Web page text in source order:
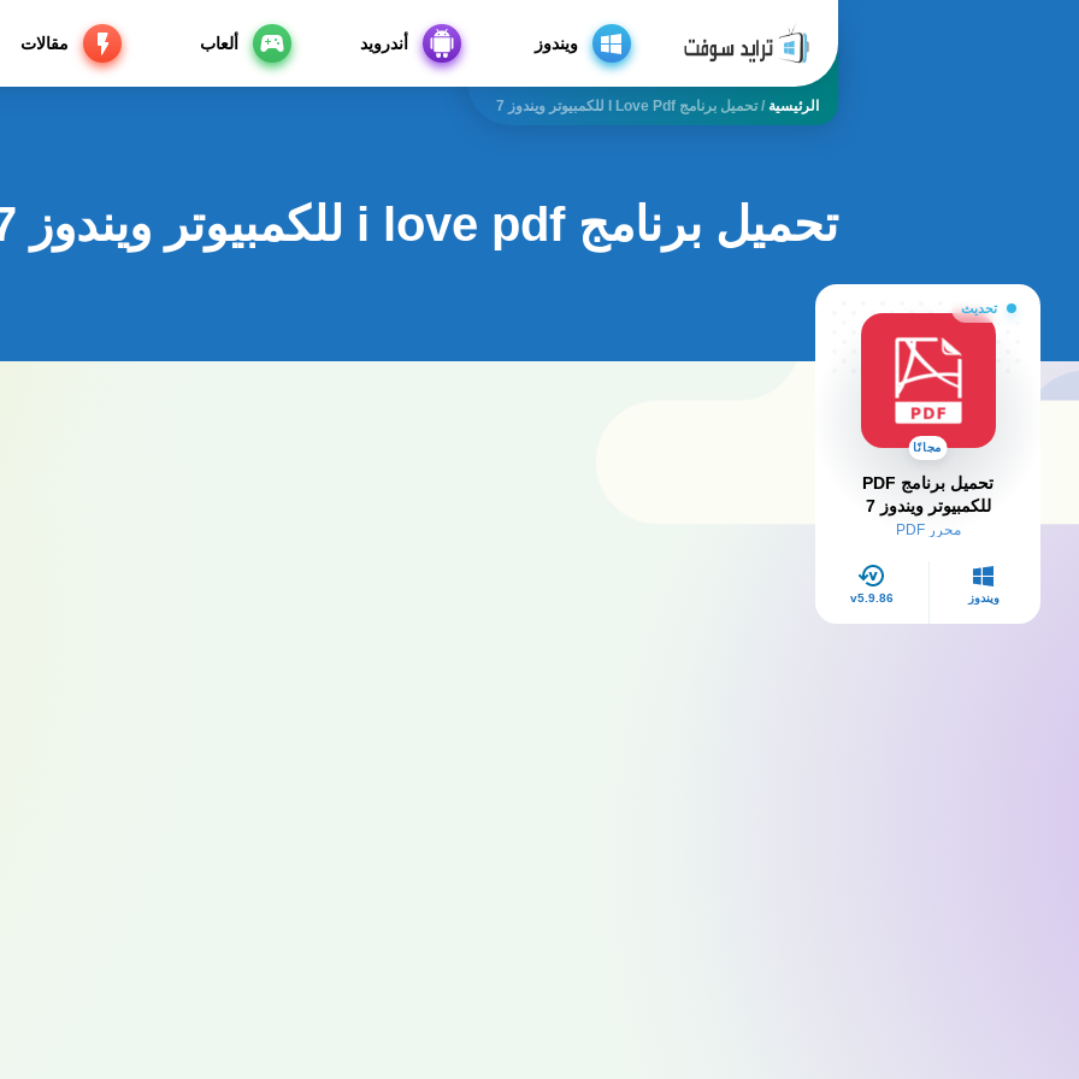
ويندوز أندرويد ألعاب مقالات
الرئيسية /تحميل برنامج I Love Pdf للكمبيوتر ويندوز 7
تحميل برنامج i love pdf للكمبيوتر ويندوز 7
تحديث
مجانًا
تحميل برنامج PDF
للكمبيوتر ويندوز 7​
محرر PDF
ويندوز v5.9.86